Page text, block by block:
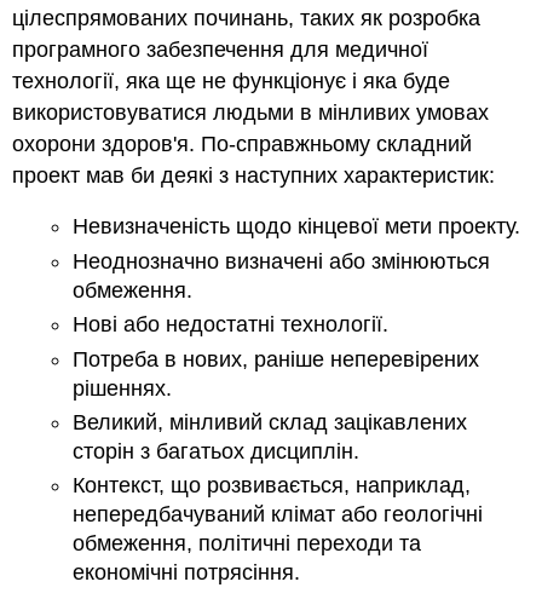
цілеспрямованих починань, таких як розробка
програмного забезпечення для медичної
технології, яка ще не функціонує і яка буде
використовуватися людьми в мінливих умовах
охорони здоров'я. По-справжньому складний
проект мав би деякі з наступних характеристик:
Невизначеність щодо кінцевої мети проекту.
Неоднозначно визначені або змінюються
обмеження.
Нові або недостатні технології.
Потреба в нових, раніше неперевірених
рішеннях.
Великий, мінливий склад зацікавлених
сторін з багатьох дисциплін.
Контекст, що розвивається, наприклад,
непередбачуваний клімат або геологічні
обмеження, політичні переходи та
економічні потрясіння.